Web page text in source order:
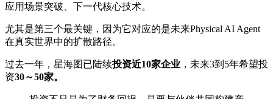
应用场景突破、下一代核心技术。
尤其是第三个最关键，因为它对应的是未来Physical AI Agent
在真实世界中的扩散路径。
过去一年，星海图已陆续投资近10家企业 ，未来3到5年希望投
资30～50家。